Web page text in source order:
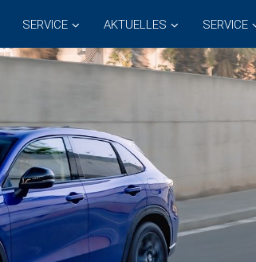
SERVICE AKTUELLES SERVICE